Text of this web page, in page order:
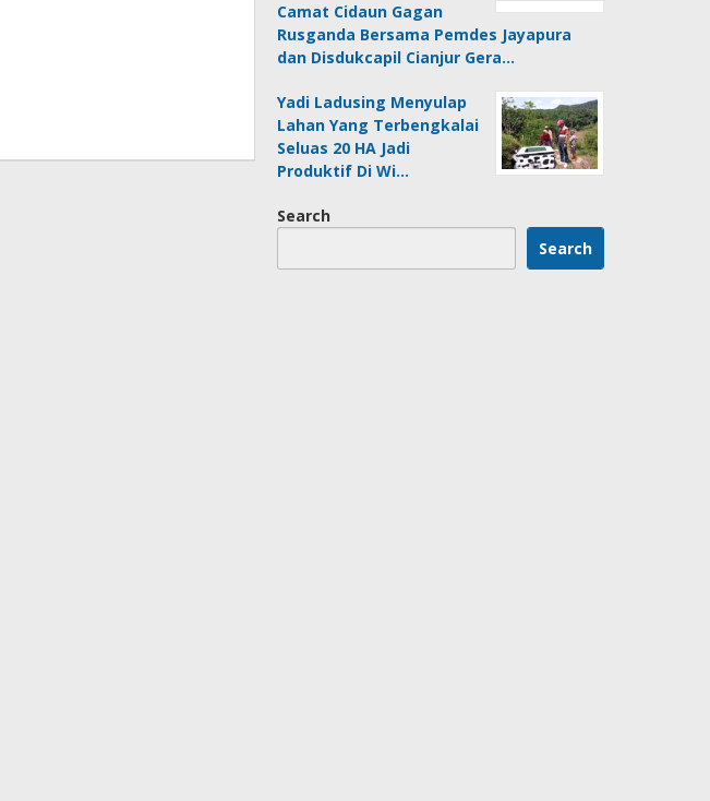
Camat Cidaun Gagan
Rusganda Bersama Pemdes Jayapura
dan Disdukcapil Cianjur Gera…
Yadi Ladusing Menyulap
Lahan Yang Terbengkalai
Seluas 20 HA Jadi
Produktif Di Wi…
Search
Search